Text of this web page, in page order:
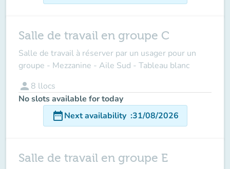
Salle de travail en groupe C
Salle de travail à réserver par un usager pour un
groupe - Mezzanine - Aile Sud - Tableau blanc
person 8 llocs
No slots available for today
date_rangeNext availability :31/08/2026
Salle de travail en groupe E